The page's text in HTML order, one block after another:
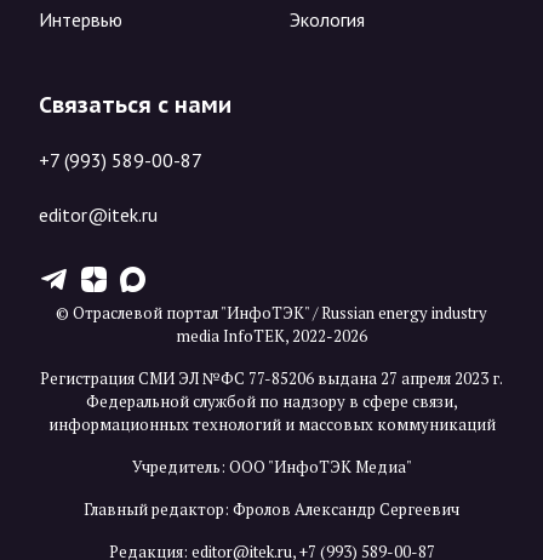
Интервью Экология
Связаться с нами
+7 (993) 589-00-87
editor@itek.ru
T Z X
© Отраслевой портал "ИнфоТЭК" / Russian energy industry
media InfoTEK, 2022-2026
Регистрация СМИ ЭЛ №ФС 77-85206 выдана 27 апреля 2023 г.
Федеральной службой по надзору в сфере связи,
информационных технологий и массовых коммуникаций
Учредитель: ООО "ИнфоТЭК Медиа"
Главный редактор: Фролов Александр Сергеевич
Редакция: editor@itek.ru,+7 (993) 589-00-87